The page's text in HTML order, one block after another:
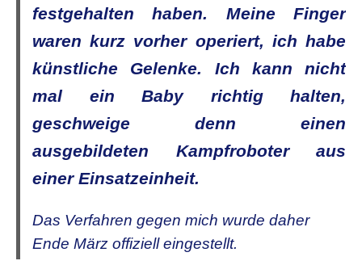
festgehalten haben. Meine Finger
waren kurz vorher operiert, ich habe
künstliche Gelenke. Ich kann nicht
mal ein Baby richtig halten,
geschweige denn einen
ausgebildeten Kampfroboter aus
einer Einsatzeinheit.
Das Verfahren gegen mich wurde daher
Ende März offiziell eingestellt.